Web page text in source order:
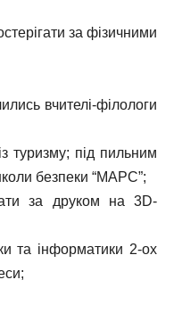
за фізичними
вчителі-філологи
туризму; під пильним
безпеки “МАРС”;
за друком на 3D-
та інформатики 2-ох